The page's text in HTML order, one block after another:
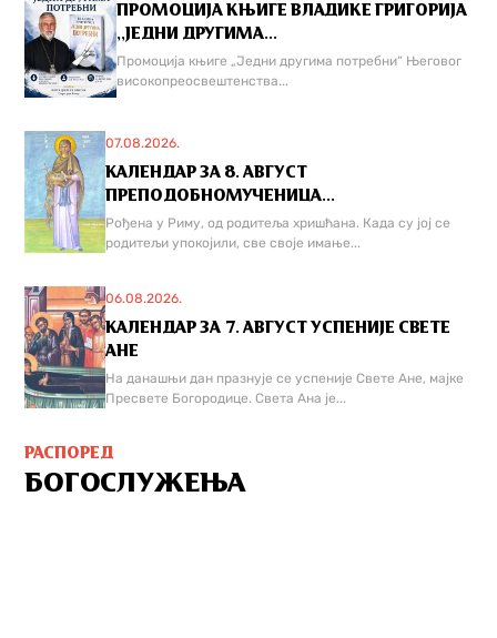
ПРОМОЦИЈА КЊИГЕ ВЛАДИКЕ ГРИГОРИЈА
,,ЈЕДНИ ДРУГИМА...
Промоција књиге „Једни другима потребни“ Његовог
високопреосвештенства...
07.08.2026.
КАЛЕНДАР ЗА 8. АВГУСТ
ПРЕПОДОБНОМУЧЕНИЦА...
Рођена у Риму, од родитеља хришћана. Када су јој се
родитељи упокојили, све своје имање...
06.08.2026.
КАЛЕНДАР ЗА 7. АВГУСТ УСПЕНИЈЕ СВЕТЕ
АНЕ
На данашњи дан празнује се успеније Свете Ане, мајке
Пресвете Богородице. Света Ана је...
РАСПОРЕД
БОГОСЛУЖЕЊА